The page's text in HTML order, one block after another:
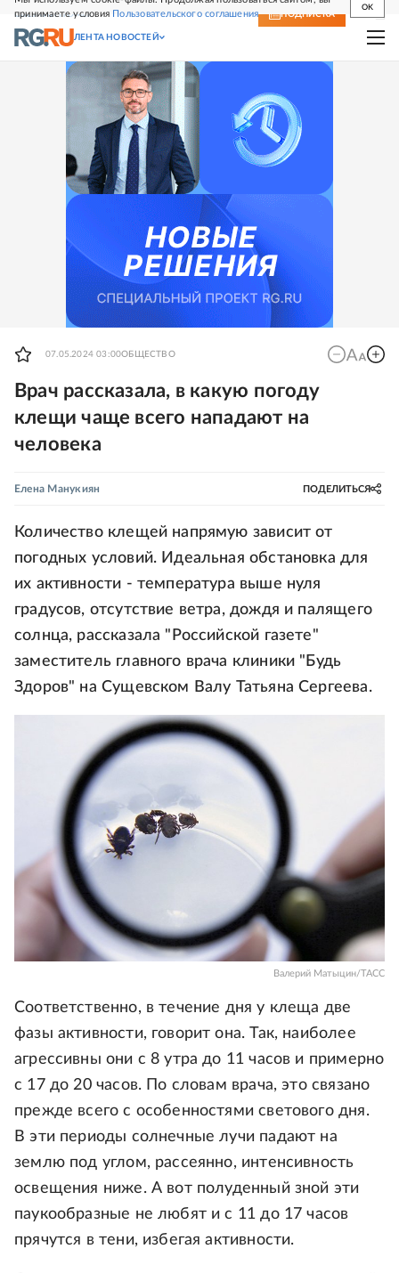
принимаете условия Пользовательского соглашения
OK
СВЕЖИЙ НОМЕР ПОДПИСКА
ЛЕНТА НОВОСТЕЙ
07.05.2024 03:00ОБЩЕСТВО
Врач рассказала, в какую погоду
клещи чаще всего нападают на
человека
Елена Манукиян ПОДЕЛИТЬСЯ
Количество клещей напрямую зависит от
погодных условий. Идеальная обстановка для
их активности - температура выше нуля
градусов, отсутствие ветра, дождя и палящего
солнца, рассказала "Российской газете"
заместитель главного врача клиники "Будь
Здоров" на Сущевском Валу Татьяна Сергеева.
Валерий Матыцин/ТАСС
Соответственно, в течение дня у клеща две
фазы активности, говорит она. Так, наиболее
агрессивны они с 8 утра до 11 часов и примерно
с 17 до 20 часов. По словам врача, это связано
прежде всего с особенностями светового дня.
В эти периоды солнечные лучи падают на
землю под углом, рассеянно, интенсивность
освещения ниже. А вот полуденный зной эти
паукообразные не любят и с 11 до 17 часов
прячутся в тени, избегая активности.